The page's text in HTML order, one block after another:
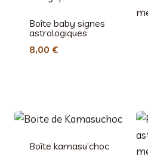
38,00
Boîte baby signes
astrologiques
8,00 €
Boîte kamasu’choc